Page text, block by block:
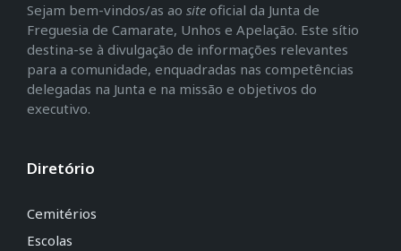
Sejam bem-vindos/as ao site oficial da Junta de
Freguesia de Camarate, Unhos e Apelação. Este sítio
destina-se à divulgação de informações relevantes
para a comunidade, enquadradas nas competências
delegadas na Junta e na missão e objetivos do
executivo.
Diretório
Cemitérios
Escolas